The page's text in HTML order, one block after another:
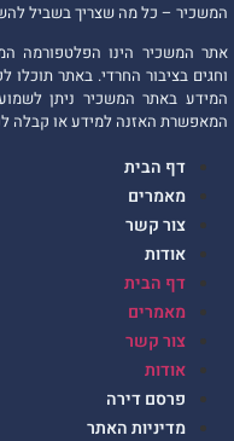
המשכיר – כל מה שצריך בשביל
אתר המשכיר הינו הפלטפורמה
וחגים בציבור החרדי. באתר
המידע באתר המשכיר ניתן
המאפשרת האזנה למידע או קבלה
דף הבית
מאמרים
צור קשר
אודות
דף הבית
מאמרים
צור קשר
אודות
פרסם דירה
מדיניות האתר